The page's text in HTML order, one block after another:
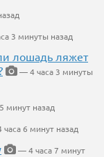
3 минуты назад
лошадь ляжет
— 4 часа 3 минуты
минут назад
6 минут назад
— 4 часа 7 минут